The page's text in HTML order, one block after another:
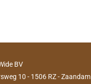
BV
10 - 1506 RZ - Zaandam